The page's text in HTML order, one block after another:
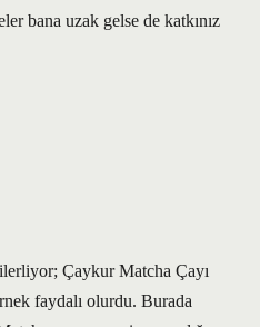
bana uzak gelse de katkınız
Çaykur Matcha Çayı
faydalı olurdu. Burada